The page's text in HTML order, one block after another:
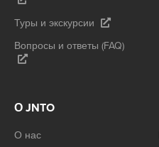
Туры и экскурсии
Вопросы и ответы (FAQ)
О JNTO
О нас